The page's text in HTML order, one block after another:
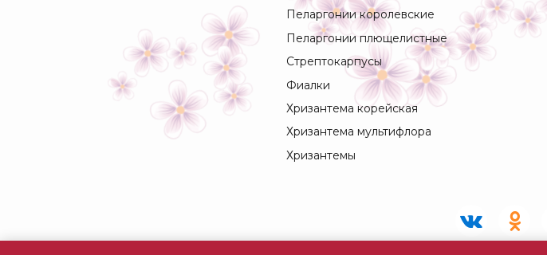
Пеларгонии королевские
Пеларгонии плющелистные
Стрептокарпусы
Фиалки
Хризантема корейская
Хризантема мультифлора
Хризантемы